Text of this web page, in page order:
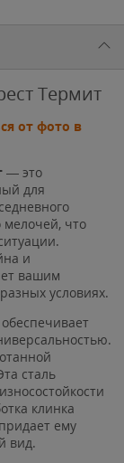
Термит
от фото в
— это
для
что
и
вашим
условиях.
сталь
клинка
ему
вид.